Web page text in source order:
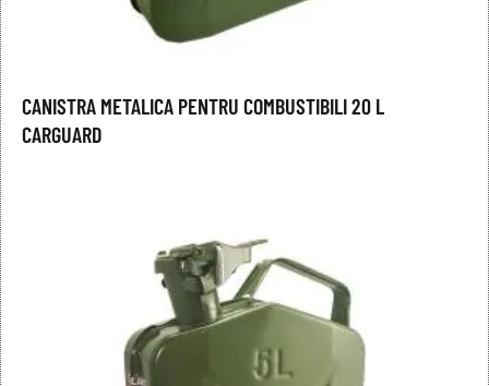
CANISTRA METALICA PENTRU COMBUSTIBILI 20 L
CARGUARD